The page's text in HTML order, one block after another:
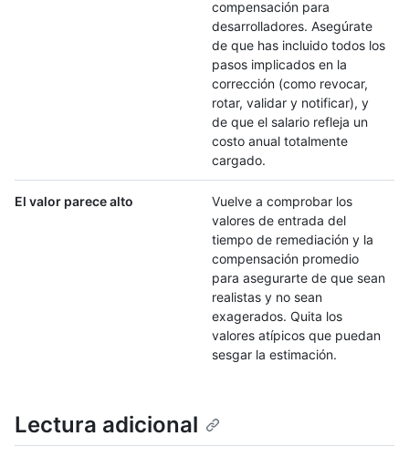
compensación para
desarrolladores. Asegúrate
de que has incluido todos los
pasos implicados en la
corrección (como revocar,
rotar, validar y notificar), y
de que el salario refleja un
costo anual totalmente
cargado.
El valor parece alto
Vuelve a comprobar los
valores de entrada del
tiempo de remediación y la
compensación promedio
para asegurarte de que sean
realistas y no sean
exagerados. Quita los
valores atípicos que puedan
sesgar la estimación.
Lectura adicional